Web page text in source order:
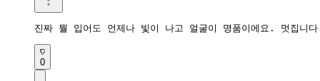
진짜 뭘 입어도 언제나 빛이 나고 얼굴이 명품이에요. 멋집니
0